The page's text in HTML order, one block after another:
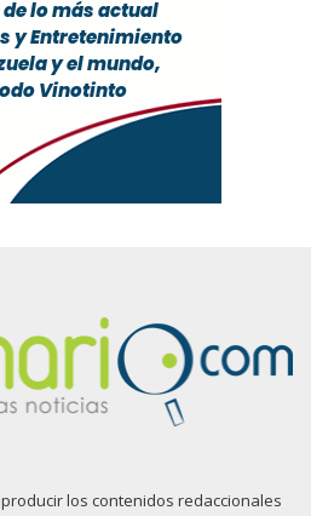
los contenidos redaccionales